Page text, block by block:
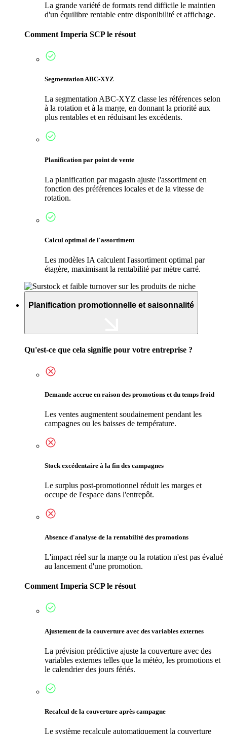
La grande variété de formats rend difficile le maintien
d'un équilibre rentable entre disponibilité et affichage.
Comment Imperia SCP le résout
Segmentation ABC-XYZ
La segmentation ABC-XYZ classe les références selon
à la rotation et à la marge, en donnant la priorité aux
plus rentables et en réduisant les excédents.
Planification par point de vente
La planification par magasin ajuste l'assortiment en
fonction des préférences locales et de la vitesse de
rotation.
Calcul optimal de l'assortiment
Les modèles IA calculent l'assortiment optimal par
étagère, maximisant la rentabilité par mètre carré.
Planification promotionnelle et saisonnalité
Qu'est-ce que cela signifie pour votre entreprise ?
Demande accrue en raison des promotions et du temps froid
Les ventes augmentent soudainement pendant les
campagnes ou les baisses de température.
Stock excédentaire à la fin des campagnes
Le surplus post-promotionnel réduit les marges et
occupe de l'espace dans l'entrepôt.
Absence d'analyse de la rentabilité des promotions
L'impact réel sur la marge ou la rotation n'est pas évalué
au lancement d'une promotion.
Comment Imperia SCP le résout
Ajustement de la couverture avec des variables externes
La prévision prédictive ajuste la couverture avec des
variables externes telles que la météo, les promotions et
le calendrier des jours fériés.
Recalcul de la couverture après campagne
Le système recalcule automatiquement la couverture